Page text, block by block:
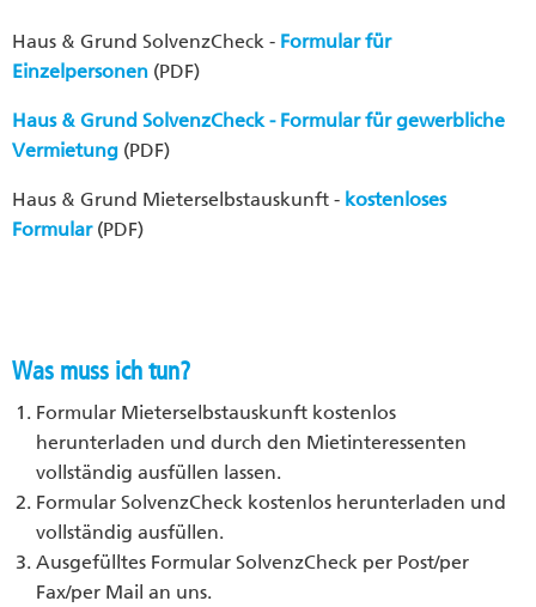
Haus & Grund SolvenzCheck - Formular für
Einzelpersonen (PDF)
Haus & Grund SolvenzCheck - Formular für gewerbliche
Vermietung (PDF)
Haus & Grund Mieterselbstauskunft - kostenloses
Formular(PDF)
Was muss ich tun?
Formular Mieterselbstauskunft kostenlos
herunterladen und durch den Mietinteressenten
vollständig ausfüllen lassen.
Formular SolvenzCheck kostenlos herunterladen und
vollständig ausfüllen.
Ausgefülltes Formular SolvenzCheck per Post/per
Fax/per Mail an uns.